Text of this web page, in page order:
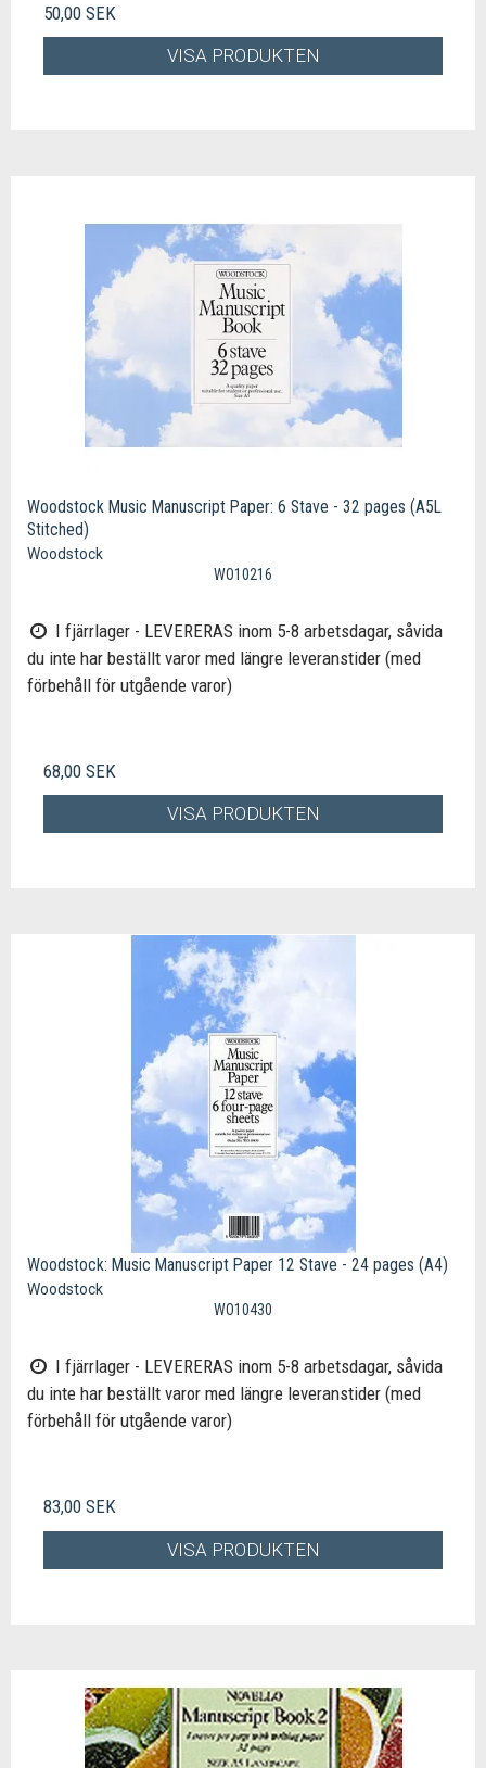
50,00 SEK
VISA PRODUKTEN
Woodstock Music Manuscript Paper: 6 Stave - 32 pages (A5L
Stitched)
Woodstock
WO10216
I fjärrlager - LEVERERAS inom 5-8 arbetsdagar, såvida
du inte har beställt varor med längre leveranstider (med
förbehåll för utgående varor)
68,00 SEK
VISA PRODUKTEN
Woodstock: Music Manuscript Paper 12 Stave - 24 pages (A4)
Woodstock
WO10430
I fjärrlager - LEVERERAS inom 5-8 arbetsdagar, såvida
du inte har beställt varor med längre leveranstider (med
förbehåll för utgående varor)
83,00 SEK
VISA PRODUKTEN